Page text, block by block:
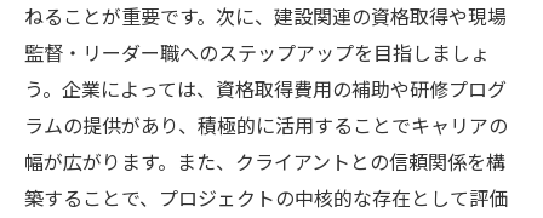
ねることが重要です。次に、建設関連の資格取得や現場
監督・リーダー職へのステップアップを目指しましょ
う。企業によっては、資格取得費用の補助や研修プログ
ラムの提供があり、積極的に活用することでキャリアの
幅が広がります。また、クライアントとの信頼関係を構
築することで、プロジェクトの中核的な存在として評価